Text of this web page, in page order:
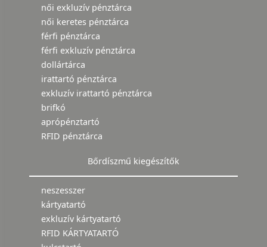
női exkluzív pénztárca
női keretes pénztárca
férfi pénztárca
férfi exkluzív pénztárca
dollártárca
irattartó pénztárca
exkluzív irattartó pénztárca
brifkó
aprópénztartó
RFID pénztárca
Bőrdíszmű kiegészítők
neszesszer
kártyatartó
exkluzív kártyatartó
RFID KÁRTYATARTÓ